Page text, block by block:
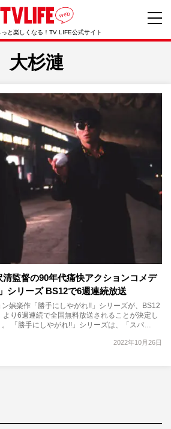
と楽しくなる！TV LIFE公式サイト
大杉漣
監督の90年代痛快アクションコメデ
シリーズ BS12で6週連続放送
娯楽作「勝手にしやがれ!!」シリーズが、BS12
より6週連続で全国無料放送されることが決定し
「勝手にしやがれ!!」シリーズは、「スパ…
2022年10月26日